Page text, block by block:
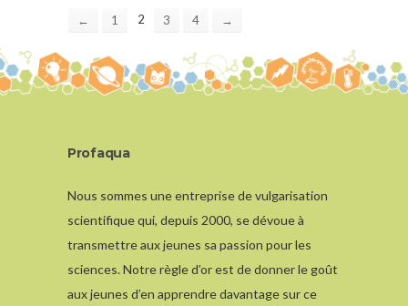
← 1 2 3 4 →
Profaqua
Nous sommes une entreprise de vulgarisation
scientifique qui, depuis 2000, se dévoue à
transmettre aux jeunes sa passion pour les
sciences. Notre règle d’or est de donner le goût
aux jeunes d’en apprendre davantage sur ce